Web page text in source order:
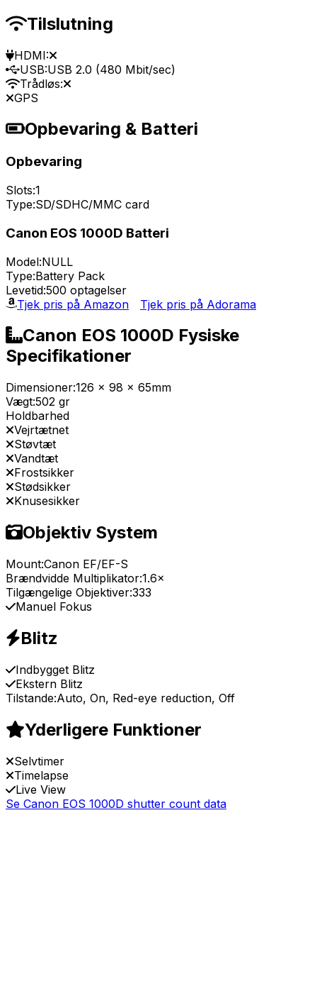
Tilslutning
HDMI:
USB:USB 2.0 (480 Mbit/sec)
Trådløs:
GPS
Opbevaring & Batteri
Opbevaring
Slots:1
Type:SD/SDHC/MMC card
Canon EOS 1000D Batteri
Model:NULL
Type:Battery Pack
Levetid:500 optagelser
Tjek pris på Amazon
Tjek pris på Adorama
Canon EOS 1000D Fysiske
Specifikationer
Dimensioner:126 x 98 x 65mm
Vægt:502 gr
Holdbarhed
Vejrtætnet
Støvtæt
Vandtæt
Frostsikker
Stødsikker
Knusesikker
Objektiv System
Mount:Canon EF/EF-S
Brændvidde Multiplikator:1.6×
Tilgængelige Objektiver:333
Manuel Fokus
Blitz
Indbygget Blitz
Ekstern Blitz
Tilstande:Auto, On, Red-eye reduction, Off
Yderligere Funktioner
Selvtimer
Timelapse
Live View
Se Canon EOS 1000D shutter count data